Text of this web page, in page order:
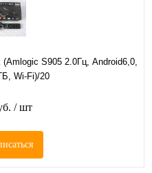
S905 2.0Гц, Android6,0,
Wi-Fi)/20
/ шт